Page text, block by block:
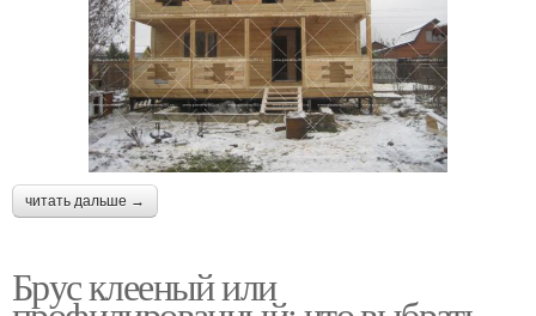
читать дальше →
Брус клееный или